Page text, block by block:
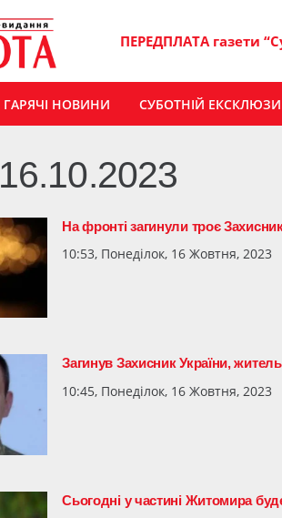
ПЕРЕДПЛАТА газети
ГАРЯЧІ НОВИНИ СУБОТНІЙ
16.10.2023
На фронті загинули троє
10:53, Понеділок, 16 Жовтня, 2023
Загинув Захисник України,
10:45, Понеділок, 16 Жовтня, 2023
Сьогодні у частині Житомира